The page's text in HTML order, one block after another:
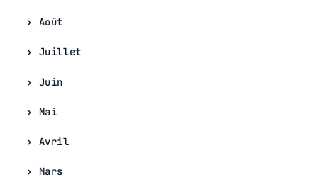
Août
Juillet
Juin
Mai
Avril
Mars